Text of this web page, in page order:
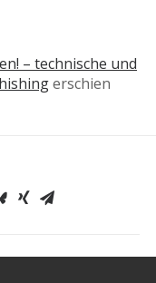
– technische und
erschien